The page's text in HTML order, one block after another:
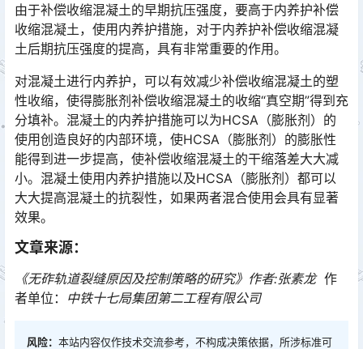
由于补偿收缩混凝土的早期抗压强度，要高于内养护补偿
收缩混凝土，使用内养护措施，对于内养护补偿收缩混凝
土后期抗压强度的提高，具有非常重要的作用。
对混凝土进行内养护，可以有效减少补偿收缩混凝土的塑
性收缩，使得膨胀剂补偿收缩混凝土的收缩“真空期”得到充
分填补。混凝土的内养护措施可以为HCSA（膨胀剂）的
使用创造良好的内部环境，使HCSA（膨胀剂）的膨胀性
能得到进一步提高，使补偿收缩混凝土的干缩落差大大减
小。混凝土使用内养护措施以及HCSA（膨胀剂）都可以
大大提高混凝土的抗裂性，如果两者混合使用会具有显著
效果。󠅅󠅃󠄵󠅂󠄪󠇖󠆨󠆨󠇕󠆞󠆒󠅬󠇘󠆭󠆘󠇙󠆝󠅵󠇗󠆭󠆁󠄐󠇗󠅹󠅸󠇖󠆍󠅳󠇖󠅹󠅰󠇖󠆌󠅹
文章来源：
《无砟轨道裂缝原因及控制策略的研究》作者:张素龙 作
者单位： 中铁十七局集团第二工程有限公司
风险： 本站内容仅作技术交流参考，不构成决策依据，所涉标准可